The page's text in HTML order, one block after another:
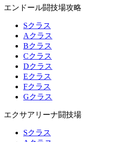
エンドール闘技場攻略
Sクラス
Aクラス
Bクラス
Cクラス
Dクラス
Eクラス
Fクラス
Gクラス
エクサアリーナ闘技場
Sクラス